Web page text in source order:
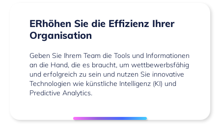
ERhöhen Sie die Effizienz Ihrer
Organisation
Geben Sie Ihrem Team die Tools und Informationen
an die Hand, die es braucht, um wettbewerbsfähig
und erfolgreich zu sein und nutzen Sie innovative
Technologien wie künstliche Intelligenz (KI) und
Predictive Analytics.